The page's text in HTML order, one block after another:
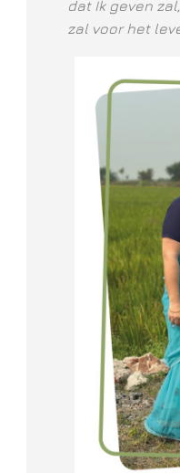
dat Ik geven
zal voor het